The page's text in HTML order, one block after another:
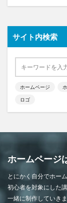
サイト内検索
ホームページ
ロゴ
ホームページ
とにかく自分でホー
初心者を対象にした
一緒に制作していき